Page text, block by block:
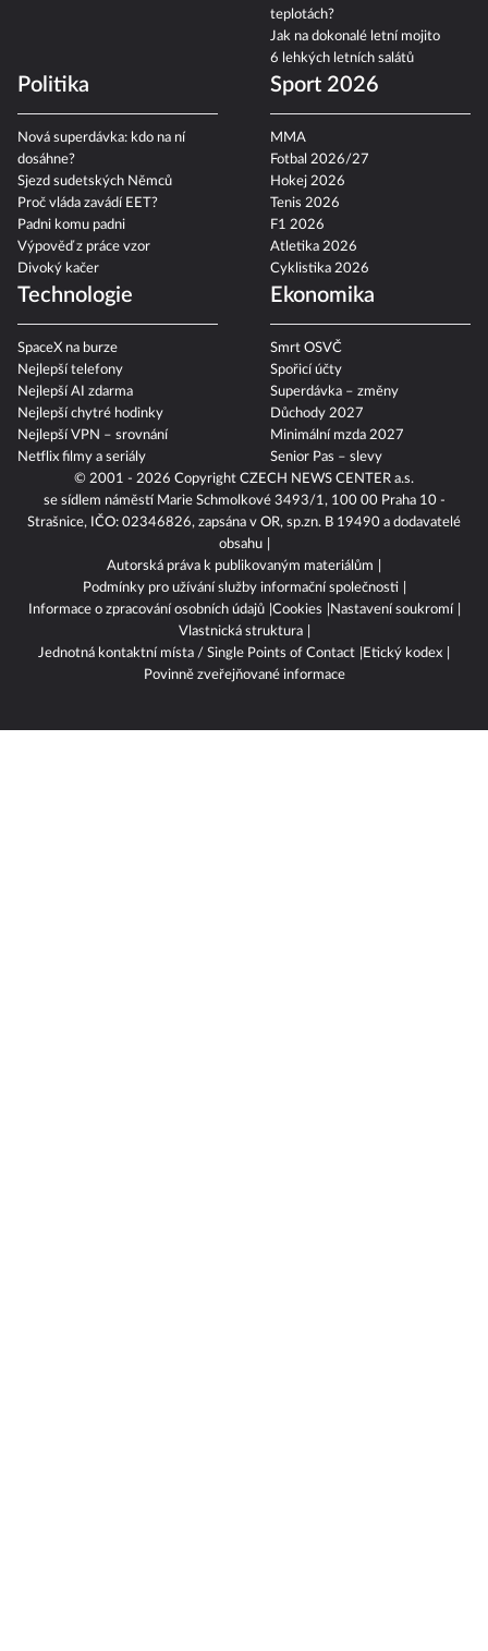
© 2001 - 2026 Copyright CZECH NEWS CENTER a.s.
se sídlem náměstí Marie Schmolkové 3493/1, 100 00 Praha 10 -
Strašnice, IČO: 02346826, zapsána v OR, sp.zn. B 19490 a dodavatelé
obsahu
Autorská práva k publikovaným materiálům
Podmínky pro užívání služby informační společnosti
Informace o zpracování osobních údajů Cookies
Nastavení soukromí
Vlastnická struktura
Jednotná kontaktní místa / Single Points of Contact
Etický kodex
Povinně zveřejňované informace
teplotách?
Jak na dokonalé letní mojito
6 lehkých letních salátů
Politika
Nová superdávka: kdo na ní
dosáhne?
Sjezd sudetských Němců
Proč vláda zavádí EET?
Padni komu padni
Výpověď z práce vzor
Divoký kačer
Sport 2026
MMA
Fotbal 2026/27
Hokej 2026
Tenis 2026
F1 2026
Atletika 2026
Cyklistika 2026
Technologie
SpaceX na burze
Nejlepší telefony
Nejlepší AI zdarma
Nejlepší chytré hodinky
Nejlepší VPN – srovnání
Netflix filmy a seriály
Ekonomika
Smrt OSVČ
Spořicí účty
Superdávka – změny
Důchody 2027
Minimální mzda 2027
Senior Pas – slevy